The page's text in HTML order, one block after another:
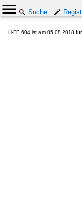
Suche
H-FE 604 ist am 05.08.2018